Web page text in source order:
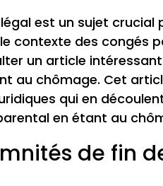
est un sujet
contexte des congés
un article
au chômage. Cet
qui en
en étant au
de fin